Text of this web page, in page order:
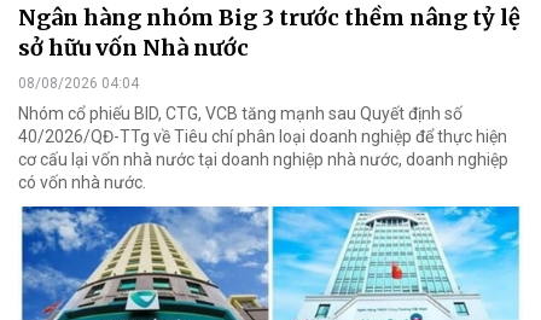
Ngân hàng nhóm Big 3 trước thềm nâng tỷ lệ
sở hữu vốn Nhà nước
08/08/2026 04:04
Nhóm cổ phiếu BID, CTG, VCB tăng mạnh sau Quyết định số
40/2026/QĐ-TTg về Tiêu chí phân loại doanh nghiệp để thực hiện
cơ cấu lại vốn nhà nước tại doanh nghiệp nhà nước, doanh nghiệp
có vốn nhà nước.